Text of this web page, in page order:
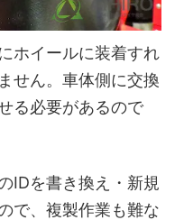
ホイールに装着すれ
せん。車体側に交換
る必要があるので
IDを書き換え・新規
で、複製作業も難な